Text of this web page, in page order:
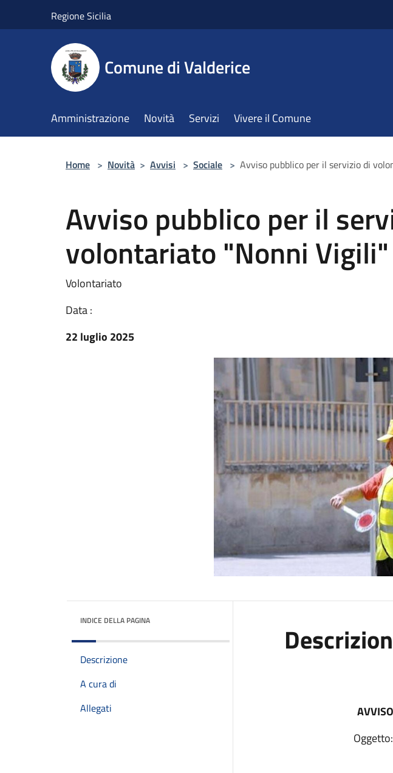
Regione Sicilia
Comune di Valderice
Amministrazione Novità Servizi Vivere il Comune
Home > Novità > Avvisi > Sociale > Avviso pubblico per il servizio di
Avviso pubblico per il
volontariato "Nonni Vigili"
Volontariato
Data :
22 luglio 2025
INDICE DELLA PAGINA
Descrizione
A cura di
Allegati